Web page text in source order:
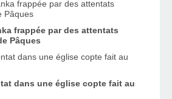
frappée par des attentats
Pâques
dans une église copte fait au